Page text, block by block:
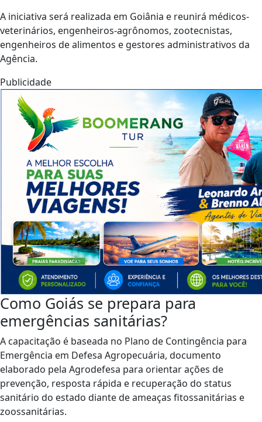
A iniciativa será realizada em Goiânia e reunirá médicos-
veterinários, engenheiros-agrônomos, zootecnistas,
engenheiros de alimentos e gestores administrativos da
Agência.
Publicidade
Como Goiás se prepara para
emergências sanitárias?
A capacitação é baseada no Plano de Contingência para
Emergência em Defesa Agropecuária, documento
elaborado pela Agrodefesa para orientar ações de
prevenção, resposta rápida e recuperação do status
sanitário do estado diante de ameaças fitossanitárias e
zoossanitárias.